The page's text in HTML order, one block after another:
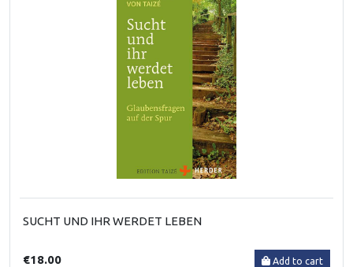
SUCHT UND IHR WERDET LEBEN
€18.00 Add to cart